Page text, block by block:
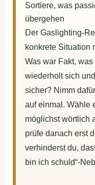
Sortiere, was
übergehen
Der Gaslighting-
konkrete Situation
Was war Fakt,
wiederholt sich
sicher? Nimm
auf einmal. Wähle
möglichst wörtlich
prüfe danach erst
verhinderst du,
bin ich schuld“-